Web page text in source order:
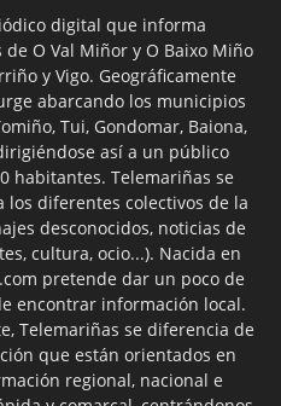
digital que informa
O Val Miñor y O Baixo Miño
y Vigo. Geográficamente
abarcando los municipios
Tui, Gondomar, Baiona,
así a un público
habitantes. Telemariñas se
diferentes colectivos de la
desconocidos, noticias de
cultura, ocio...). Nacida en
pretende dar un poco de
encontrar información local.
Telemariñas se diferencia de
que están orientados en
regional, nacional e